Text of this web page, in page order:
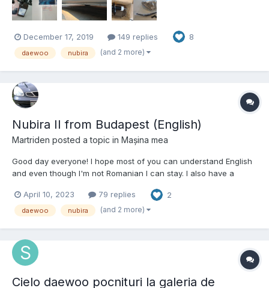
December 17, 2019 149 replies 8
daewoo nubira (and 2 more)
Nubira II from Budapest (English)
Martriden posted a topic in Mașina mea
Good day everyone! I hope most of you can understand English
and even though I'm not Romanian I can stay. I also have a
blocks me to sell it and I keep spending money to
maintain/improve it. :)
April 10, 2023 79 replies 2
daewoo nubira (and 2 more)
Cielo daewoo pocnituri la galeria de